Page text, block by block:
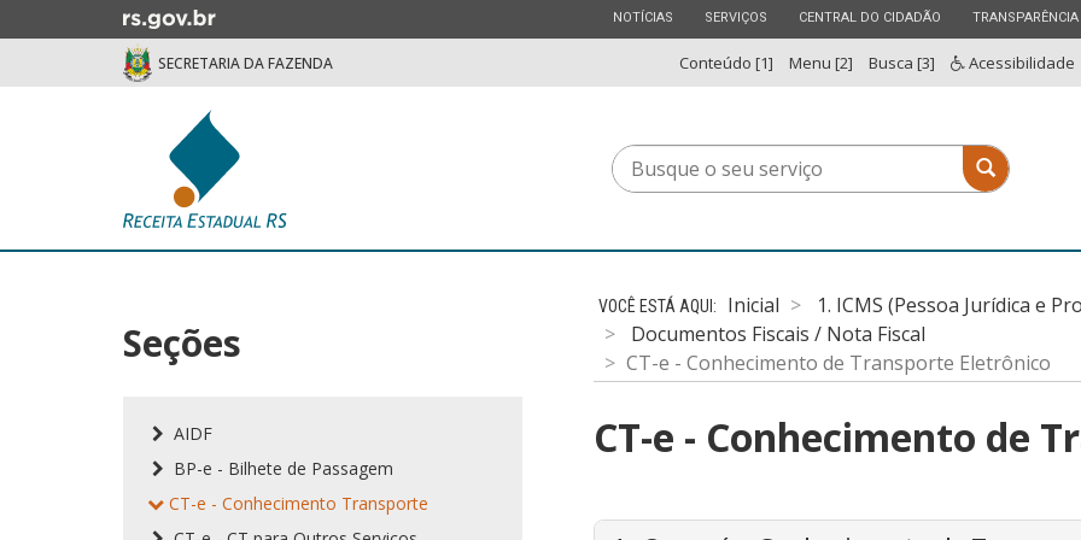
para
Ir
ESTADO
NOTÍCIAS ESTADO
SERVIÇOS ESTADO
CENTRAL DO CIDADÃO ESTADO
TRANSPARÊNCIA
SECRETARIA DA FAZENDA Conteúdo [1] Menu [2] Busca [3] Acessibilidade
Busque
o
serviço
Busque o
Seções
AIDF
BP-e - Bilhete de Passagem
CT-e - Conhecimento Transporte
Inicial
1. ICMS (Pessoa Jurídica e
Documentos Fiscais / Nota Fiscal
CT-e - Conhecimento de Transporte Eletrônico
CT-e - Conhecimento de